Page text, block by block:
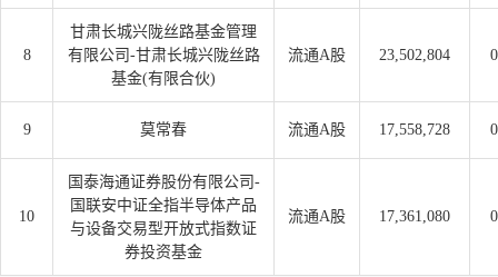
8
甘肃长城兴陇丝路基金管理
有限公司-甘肃长城兴陇丝路
基金(有限合伙)
流通A股 23,502,804
9 莫常春 流通A股 17,558,728
10
国泰海通证券股份有限公司-
国联安中证全指半导体产品
与设备交易型开放式指数证
券投资基金
流通A股 17,361,080